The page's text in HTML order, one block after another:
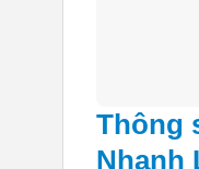
Thông
Nhanh